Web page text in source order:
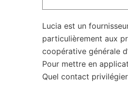
Lucia est un
particulièrement aux
coopérative générale
Pour mettre en
Quel contact